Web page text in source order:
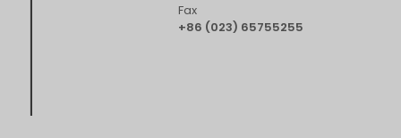
Fax
+86 (023) 65755255